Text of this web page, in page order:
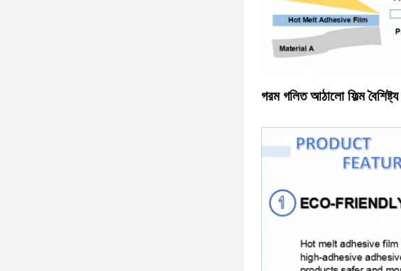
গরম গলিত আঠালো ফিল্ম বৈশিষ্ট্য